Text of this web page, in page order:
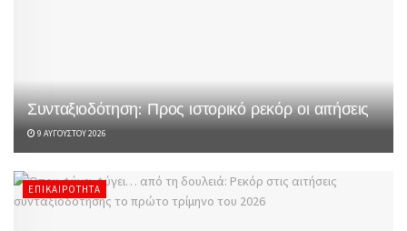
Συνταξιοδότηση: Προς ιστορικό ρεκόρ οι αιτήσεις
9 ΑΥΓΟΎΣΤΟΥ 2026
ΕΠΙΚΑΙΡΌΤΗΤΑ